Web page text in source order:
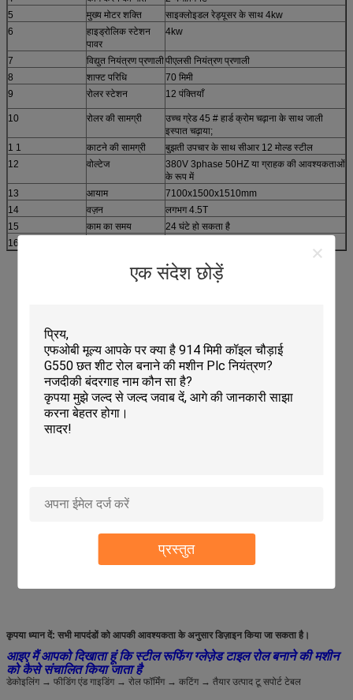
एक संदेश छोड़ें
प्रस्तुत
5
मुख्य मोटर शक्ति
साइक्लोइडल रेड्यूसर के साथ 4kw
6
हाइड्रोलिक स्टेशन
पावर
4kw
7 विद्युत नियंत्रण प्रणालीपीएलसी नियंत्रण प्रणाली
8
शाफ्ट परिधि
70 मिमी
9
रोलर स्टेशन 12 पंक्तियाँ
10 रोलर की सामग्री
उच्च ग्रेड 45 # हार्ड क्रोम चढ़ाना के साथ जाली
इस्पात चढ़ाया;
1 1
काटने की सामग्री
बुझती उपचार के साथ सीआर 12 मोल्ड स्टील
12
वोल्टेज
380V 3phase 50HZ या ग्राहक की आवश्यकताओं
के रूप में
13
आयाम
7100x1500x1510mm
14
वज़न
लगभग 4.5T
15
काम का समय
24 घंटे हो सकता है
16
कृपया ध्यान दें: सभी मापदंडों को आपकी आवश्यकता के अनुसार डिज़ाइन किया जा सकता है।
आइए मैं आपको दिखाता हूं कि स्टील रूफिंग ग्लेज़ेड टाइल रोल बनाने की मशीन
को कैसे संचालित किया जाता है
डेकोइलिंग → फीडिंग एंड गाइडिंग → रोल फॉर्मिंग → कटिंग → तैयार उत्पाद टू सपोर्ट टेबल